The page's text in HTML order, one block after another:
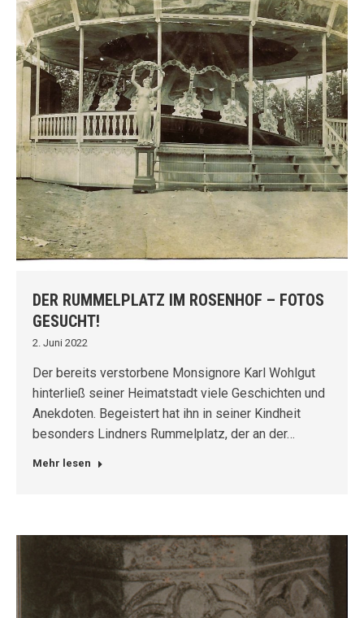
DER RUMMELPLATZ IM ROSENHOF – FOTOS
GESUCHT!
2. Juni 2022
Der bereits verstorbene Monsignore Karl Wohlgut
hinterließ seiner Heimatstadt viele Geschichten und
Anekdoten. Begeistert hat ihn in seiner Kindheit
besonders Lindners Rummelplatz, der an der…
Mehr lesen